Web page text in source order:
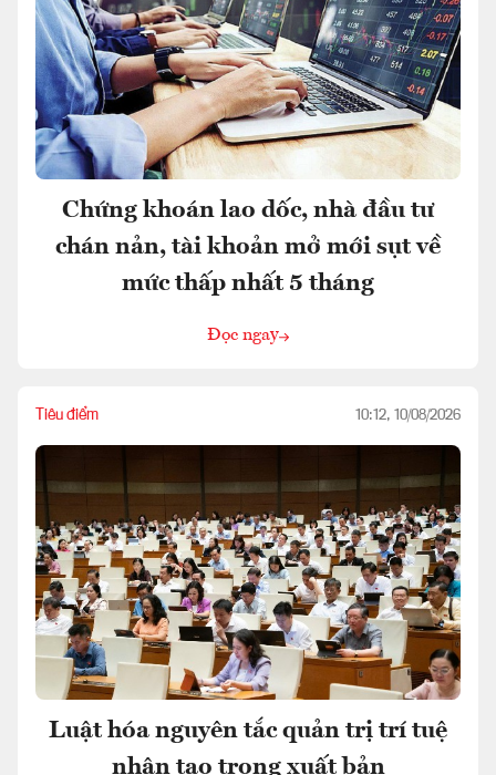
Chứng khoán lao dốc, nhà đầu tư
chán nản, tài khoản mở mới sụt về
mức thấp nhất 5 tháng
Đọc ngay
Tiêu điểm 10:12, 10/08/2026
Luật hóa nguyên tắc quản trị trí tuệ
nhân tạo trong xuất bản